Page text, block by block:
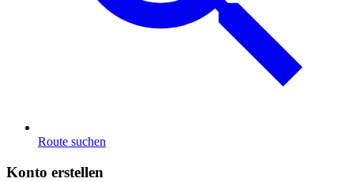
Route suchen
Konto erstellen